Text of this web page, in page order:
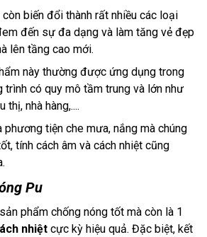
biến đổi thành rất nhiều các loại
đến sự đa dạng và làm tăng vẻ đẹp
lên tầng cao mới.
này thường được ứng dụng trong
trình có quy mô tầm trung và lớn như
thị, nhà hàng,....
phương tiện che mưa, nắng mà chúng
tính cách âm và cách nhiệt cũng
Pu
phẩm chống nóng tốt mà còn là 1
nhiệt cực kỳ hiệu quả. Đặc biệt, kết